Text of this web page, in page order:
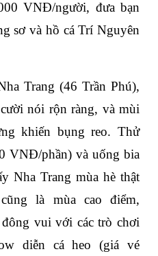
VNĐ/người, đưa bạn
sơ và hồ cá Trí Nguyên
Trang (46 Trần Phú),
nói rộn ràng, và mùi
khiến bụng reo. Thử
VNĐ/phần) và uống bia
Nha Trang mùa hè thật
là mùa cao điểm,
vui với các trò chơi
diễn cá heo (giá vé